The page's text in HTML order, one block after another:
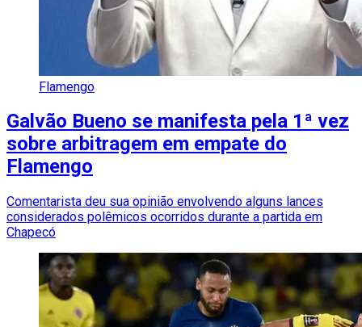
Flamengo
Galvão Bueno se manifesta pela 1ª vez
sobre arbitragem em empate do
Flamengo
Comentarista deu sua opinião envolvendo alguns lances
considerados polêmicos ocorridos durante a partida em
Chapecó